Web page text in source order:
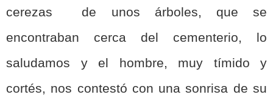
cerezas de unos árboles, que se
encontraban cerca del cementerio, lo
saludamos y el hombre, muy tímido y
cortés, nos contestó con una sonrisa de su